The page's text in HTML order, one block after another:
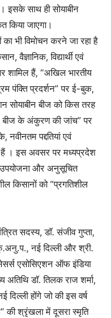
इसके साथ ही सोयाबीन
जाएगा।
भी विमोचन करने जा रहा है
वैज्ञानिक, विद्यार्थी एवं
शामिल हैं, “अखिल भारतीय
पंक्ति प्रदर्शन” पर ई-बुक,
सोयाबीन बीज को किस तरह
बीज के अंकुरण की जांच” पर
पद्दतियां एवं
हैं । इस अवसर पर मध्यप्रदेश
और अनुसूचित
किसानों को “प्रगतिशील
सदस्य, डॉ. संजीव गुप्ता,
नई दिल्ली और श्री.
एसोसिएशन ऑफ इंडिया
डॉ. तिलक राज शर्मा,
होंगे जो की इस वर्ष
की श्रृंखला में दूसरा स्मृति